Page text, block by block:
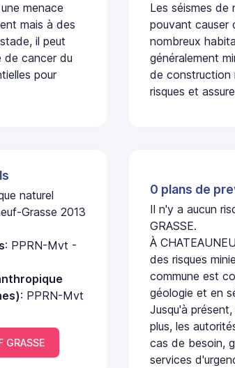
menace
mais à des
il peut
de cancer du
pour
Les séismes de
pouvant causer
nombreux
généralement
de construction
risques et
naturel
Grasse 2013
: PPRN-Mvt -
: PPRN-Mvt
GRASSE
0 plans de
Il n'y a aucun
GRASSE.
À
des risques
commune est
géologie et en
Jusqu'à
plus, les
cas de besoin,
services